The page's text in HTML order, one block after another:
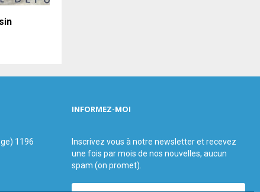
1196
INFORMEZ-MOI
Inscrivez vous à notre newsletter et recevez
une fois par mois de nos nouvelles, aucun
spam (on promet).